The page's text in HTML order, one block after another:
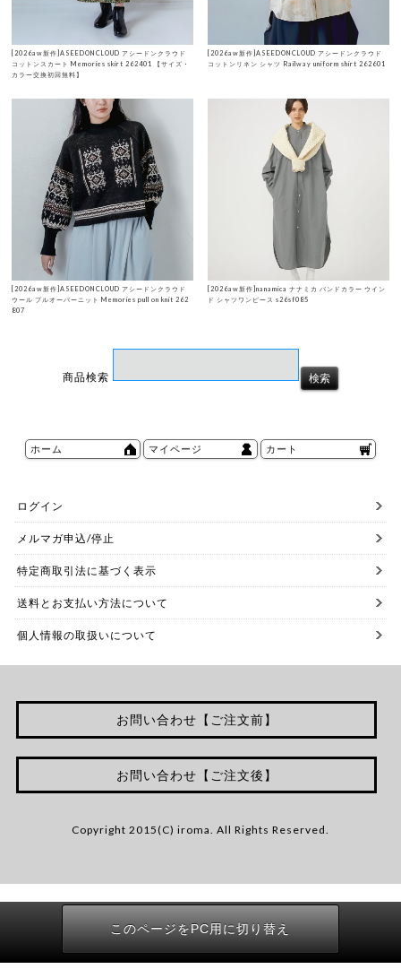
[2026aw新作]ASEEDONCLOUD アシードンクラウド
コットンスカート Memories skirt 262401 【サイズ・
カラー交換初回無料】
[2026aw新作]ASEEDONCLOUD アシードンクラウド
コットンリネン シャツ Railway uniform shirt 262601
[2026aw新作]ASEEDONCLOUD アシードンクラウド
ウール プルオーバーニット Memories pull on knit 262
807
[2026aw新作]nanamica ナナミカ バンドカラー ウイン
ド シャツワンピース s26sf085
商品検索
ホーム マイページ カート
ログイン
メルマガ申込/停止
特定商取引法に基づく表示
送料とお支払い方法について
個人情報の取扱いについて
お問い合わせ【ご注文前】
お問い合わせ【ご注文後】
Copyright 2015(C) iroma. All Rights Reserved.
このページをPC用に切り替え